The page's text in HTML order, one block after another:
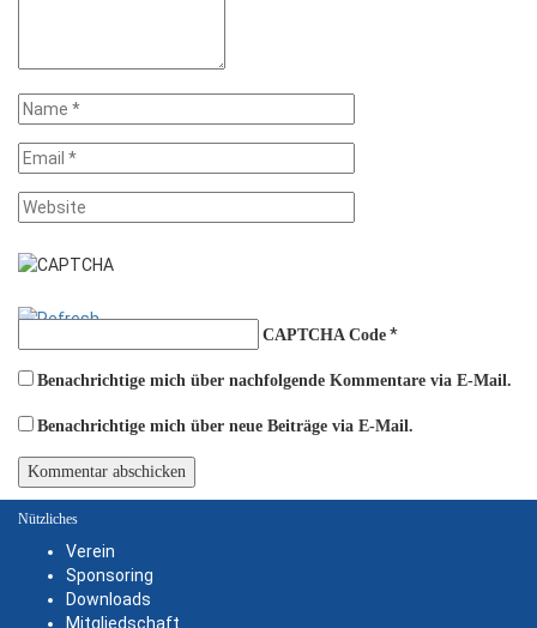
CAPTCHA Code *
Benachrichtige mich über nachfolgende Kommentare via E-Mail.
Benachrichtige mich über neue Beiträge via E-Mail.
Nützliches
Verein
Sponsoring
Downloads
Mitgliedschaft